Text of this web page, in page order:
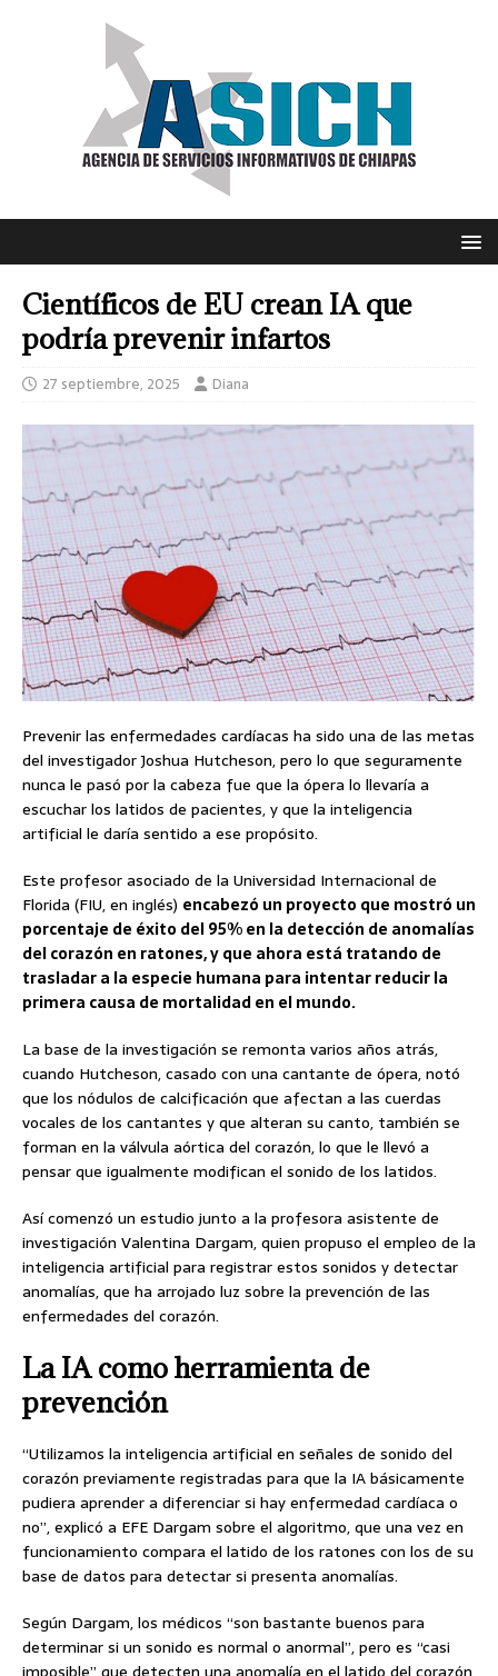
Científicos de EU crean IA que
podría prevenir infartos
27 septiembre, 2025 Diana
Prevenir las enfermedades cardíacas ha sido una de las metas
del investigador Joshua Hutcheson, pero lo que seguramente
nunca le pasó por la cabeza fue que la ópera lo llevaría a
escuchar los latidos de pacientes, y que la inteligencia
artificial le daría sentido a ese propósito.
Este profesor asociado de la Universidad Internacional de
Florida (FIU, en inglés) encabezó un proyecto que mostró un
porcentaje de éxito del 95% en la detección de anomalías
del corazón en ratones, y que ahora está tratando de
trasladar a la especie humana para intentar reducir la
primera causa de mortalidad en el mundo.
La base de la investigación se remonta varios años atrás,
cuando Hutcheson, casado con una cantante de ópera, notó
que los nódulos de calcificación que afectan a las cuerdas
vocales de los cantantes y que alteran su canto, también se
forman en la válvula aórtica del corazón, lo que le llevó a
pensar que igualmente modifican el sonido de los latidos.
Así comenzó un estudio junto a la profesora asistente de
investigación Valentina Dargam, quien propuso el empleo de la
inteligencia artificial para registrar estos sonidos y detectar
anomalías, que ha arrojado luz sobre la prevención de las
enfermedades del corazón.
La IA como herramienta de
prevención
“Utilizamos la inteligencia artificial en señales de sonido del
corazón previamente registradas para que la IA básicamente
pudiera aprender a diferenciar si hay enfermedad cardíaca o
no”, explicó a EFE Dargam sobre el algoritmo, que una vez en
funcionamiento compara el latido de los ratones con los de su
base de datos para detectar si presenta anomalías.
Según Dargam, los médicos “son bastante buenos para
determinar si un sonido es normal o anormal”, pero es “casi